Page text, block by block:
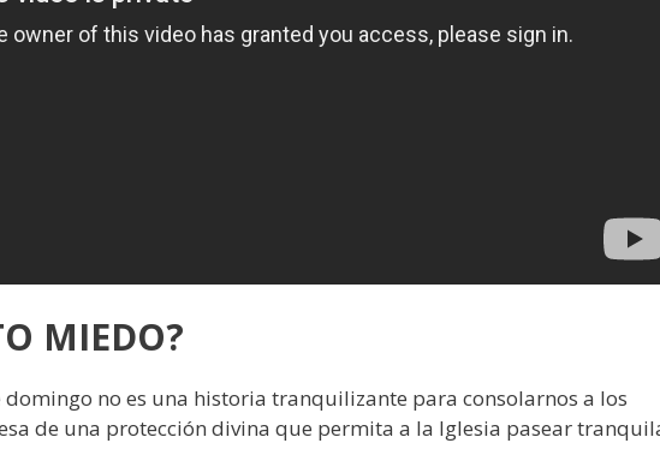
MIEDO?
domingo no es una historia tranquilizante para consolarnos a los
de una protección divina que permita a la Iglesia pasear